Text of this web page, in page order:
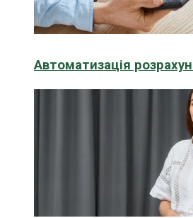
Автоматизація